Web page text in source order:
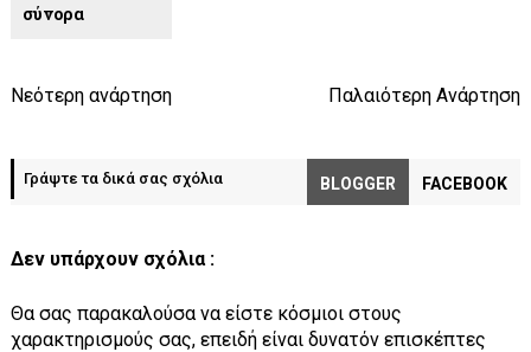
σύνορα
Νεότερη ανάρτηση Παλαιότερη Ανάρτηση
Γράψτε τα δικά σας σχόλια BLOGGER FACEBOOK
Δεν υπάρχουν σχόλια :
Θα σας παρακαλούσα να είστε κόσμιοι στους
χαρακτηρισμούς σας, επειδή είναι δυνατόν επισκέπτες